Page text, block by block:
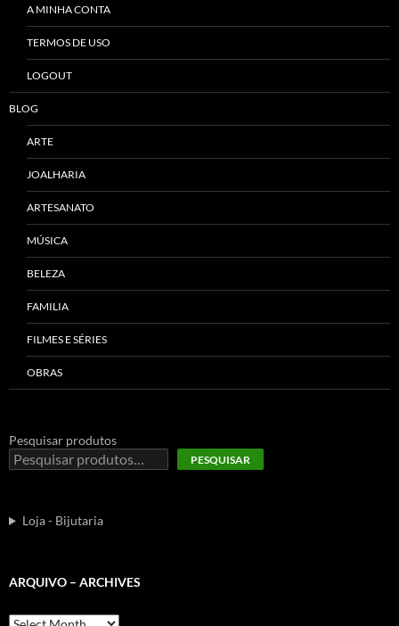
A MINHA CONTA
TERMOS DE USO
LOGOUT
BLOG
ARTE
JOALHARIA
ARTESANATO
MÚSICA
BELEZA
FAMILIA
FILMES E SÉRIES
OBRAS
Pesquisar produtos
PESQUISAR
Loja - Bijutaria
ARQUIVO – ARCHIVES
Arquivo